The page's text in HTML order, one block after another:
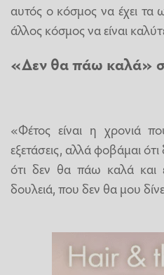
αυτός ο κόσμος να έχει τα
άλλος κόσμος να είναι
«Δεν θα πάω καλά»
«Φέτος είναι η χρονιά
εξετάσεις, αλλά φοβάμαι
ότι δεν θα πάω καλά και
δουλειά, που δεν θα μου